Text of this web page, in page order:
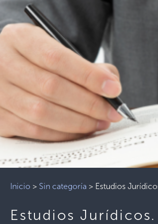
Inicio > Sin categoría > Estudios
Estudios Jurídicos.